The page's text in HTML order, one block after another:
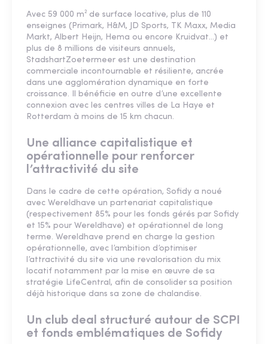
Avec 59 000 m² de surface locative, plus de 110
enseignes (Primark, H&M, JD Sports, TK Maxx, Media
Markt, Albert Heijn, Hema ou encore Kruidvat…) et
plus de 8 millions de visiteurs annuels,
StadshartZoetermeer est une destination
commerciale incontournable et résiliente, ancrée
dans une agglomération dynamique en forte
croissance. Il bénéficie en outre d’une excellente
connexion avec les centres villes de La Haye et
Rotterdam à moins de 15 km chacun.
Une alliance capitalistique et
opérationnelle pour renforcer
l’attractivité du site
Dans le cadre de cette opération, Sofidy a noué
avec Wereldhave un partenariat capitalistique
(respectivement 85% pour les fonds gérés par Sofidy
et 15% pour Wereldhave) et opérationnel de long
terme. Wereldhave prend en charge la gestion
opérationnelle, avec l’ambition d’optimiser
l’attractivité du site via une revalorisation du mix
locatif notamment par la mise en œuvre de sa
stratégie LifeCentral, afin de consolider sa position
déjà historique dans sa zone de chalandise.
Un club deal structuré autour de SCPI
et fonds emblématiques de Sofidy